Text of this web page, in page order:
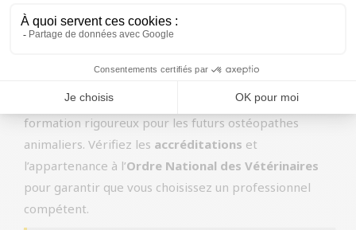
Il est crucial de choisir unostéopathe qualifié
‘EFOA (École Française
d’Ostéopathie Animale)
offrent des programmes de
formation rigoureux pour les futurs ostéopathes
animaliers. Vérifiez les accréditations et
l’appartenance à l’Ordre National des Vétérinaires
pour garantir que vous choisissez un professionnel
compétent.